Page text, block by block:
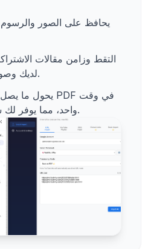
يحافظ على الصور والرسوم
التقط وزامن مقالات
لديك وصول إليها على الفور.
واحد، مما يوفر لك ساعات من الوقت.